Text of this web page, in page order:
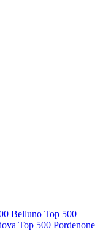
Belluno Top 500
Top 500 Pordenone